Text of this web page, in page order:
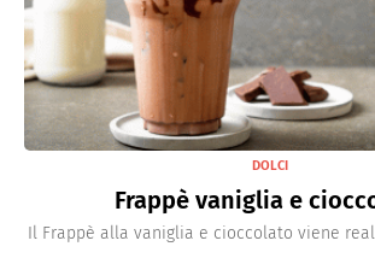
DOLCI
Frappè vaniglia e
Il Frappè alla vaniglia e cioccolato viene